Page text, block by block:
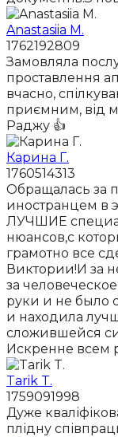
Anastasiia M.
1762192809
Замовляла
проставлення
вчасно,
приємним, від
Раджу 👍
Карина Г.
1760514313
Обращалась за
иностранцем в
ЛУЧШИЕ
нюансов,с
грамотно все
Виктории!И за
за
руки и не было
и находила
сложившейся
Искренне всем
Tarik T.
1759091998
Дуже
плідну